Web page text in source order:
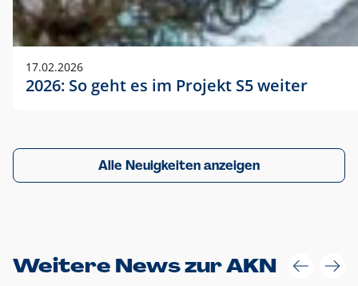
17.02.2026
2026: So geht es im Projekt S5 weiter
Alle Neuigkeiten anzeigen
Weitere News zur AKN